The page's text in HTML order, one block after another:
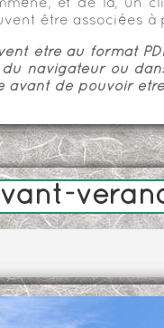
et de là,
être associées à
être au format
navigateur ou
avant de pouvoir